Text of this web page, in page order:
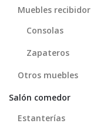
Muebles recibidor
Consolas
Zapateros
Otros muebles
Salón comedor
Estanterías